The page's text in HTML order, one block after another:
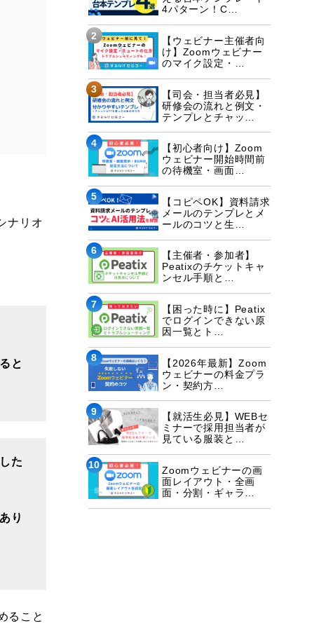
ナリオ
と
た
り
ること
4パターン！C…
2
【ウェビナー主催者向
け】Zoomウェビナー
のマイク設定・…
3
【司会・担当者必見】
研修会の流れと例文・
テンプレとチャッ…
4
【初心者向け】Zoom
ウェビナー開始時間前
の待機室・画面…
5
【コピペOK】資料請求
メールのテンプレとメ
ールのコツと生…
6
【主催者・参加者】
Peatixのチケットキャ
ンセル手順と…
7
【困った時に】Peatix
でログインできない原
因一覧とト…
8
【2026年最新】Zoom
ウェビナーの料金プラ
ン・契約方…
9
【就活生必見】WEBセ
ミナーで採用担当者が
見ている服装と…
10
Zoomウェビナーの画
面レイアウト・全画
面・分割・ギャラ…